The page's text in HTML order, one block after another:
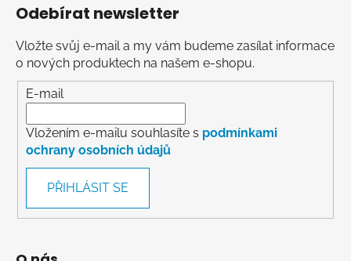
Odebírat newsletter
Vložte svůj e-mail a my vám budeme zasílat informace
o nových produktech na našem e-shopu.
E-mail
Vložením e-mailu souhlasíte s podmínkami
ochrany osobních údajů
PŘIHLÁSIT SE